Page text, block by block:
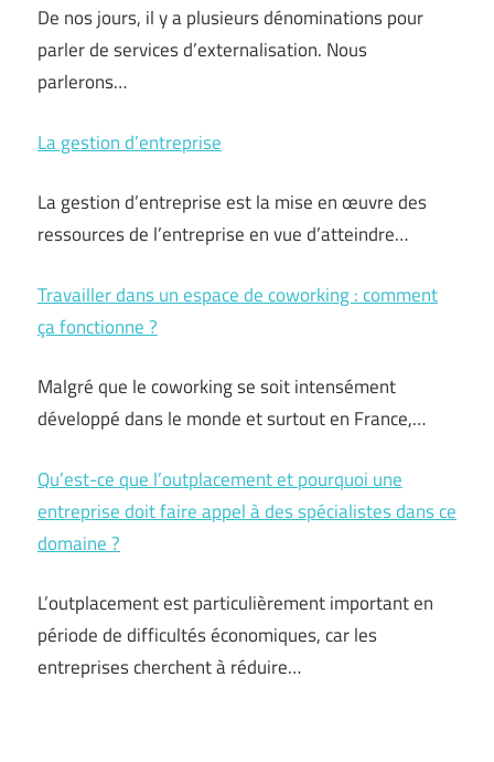
De nos jours, il y a plusieurs dénominations pour
parler de services d’externalisation. Nous
parlerons…
La gestion d’entreprise
La gestion d’entreprise est la mise en œuvre des
ressources de l’entreprise en vue d’atteindre…
Travailler dans un espace de coworking : comment
ça fonctionne ?
Malgré que le coworking se soit intensément
développé dans le monde et surtout en France,…
Qu’est-ce que l’outplacement et pourquoi une
entreprise doit faire appel à des spécialistes dans ce
domaine ?
L’outplacement est particulièrement important en
période de difficultés économiques, car les
entreprises cherchent à réduire…